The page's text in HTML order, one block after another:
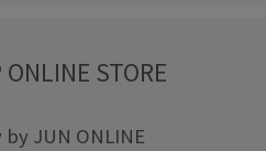
STORE
JUN ONLINE